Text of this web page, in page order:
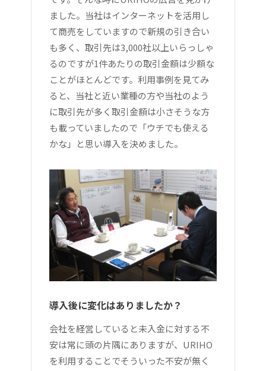
ました。当社はインターネットを活用し
て商売をしていますので新規の引き合い
も多く、取引先は3,000社以上いらっしゃ
るのですが1件あたりの取引金額は少額な
ことがほとんどです。利用事例を見てみ
ると、当社と近い業種の方や当社のよう
に取引先が多く取引金額は小さそうな方
も載っていましたので「ウチでも使える
かな」と思い導入を決めました。
導入後に変化はありましたか？
会社を経営していると未入金に対する不
安は常に頭の片隅にありますが、URIHO
を利用することでそういった不安が無く